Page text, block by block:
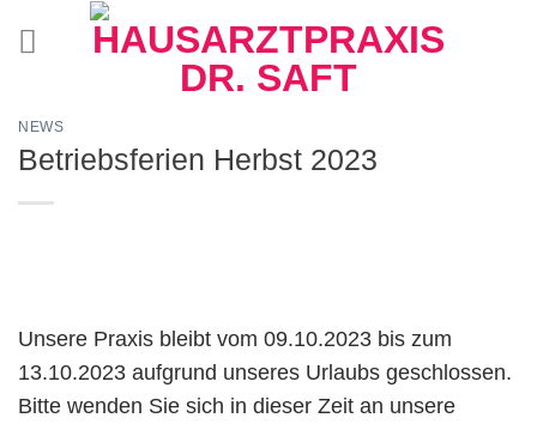
Inhalt
NEWS
Betriebsferien Herbst 2023
Unsere Praxis bleibt vom 09.10.2023 bis zum
13.10.2023 aufgrund unseres Urlaubs geschlossen.
Bitte wenden Sie sich in dieser Zeit an unsere